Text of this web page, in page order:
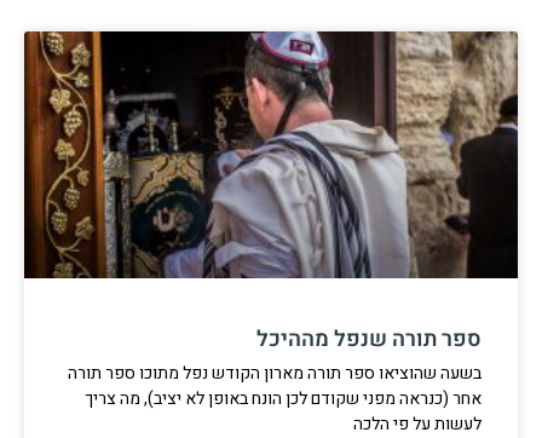
ספר תורה שנפל מההיכל
בשעה שהוציאו ספר תורה מארון הקודש נפל מתוכו ספר תורה
אחר (כנראה מפני שקודם לכן הונח באופן לא יציב), מה צריך
לעשות על פי הלכה